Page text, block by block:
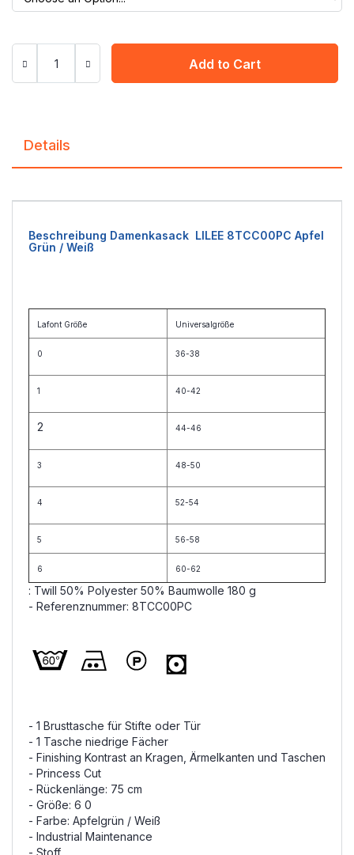
Add to Cart
Details
Beschreibung Damenkasack LILEE 8TCC00PC Apfel
Grün / Weiß
Lafont Größe Universalgröße
0 36-38
1 40-42
2 44-46
3 48-50
4 52-54
5 56-58
6 60-62
: Twill 50% Polyester 50% Baumwolle 180 g
- Referenznummer: 8TCC00PC
- 1 Brusttasche für Stifte oder Tür
- 1 Tasche niedrige Fächer
- Finishing Kontrast an Kragen, Ärmelkanten und Taschen
- Princess Cut
- Rückenlänge: 75 cm
- Größe: 6 0
- Farbe: Apfelgrün / Weiß
- Industrial Maintenance
- Stoff